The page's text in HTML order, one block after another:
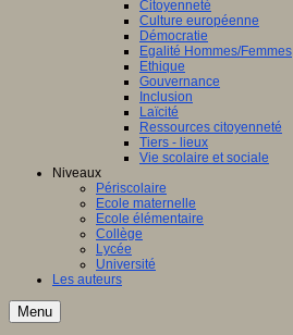
Citoyenneté
Culture européenne
Démocratie
Egalité Hommes/Femmes
Ethique
Gouvernance
Inclusion
Laïcité
Ressources citoyenneté
Tiers - lieux
Vie scolaire et sociale
Niveaux
Périscolaire
Ecole maternelle
Ecole élémentaire
Collège
Lycée
Université
Les auteurs
Menu